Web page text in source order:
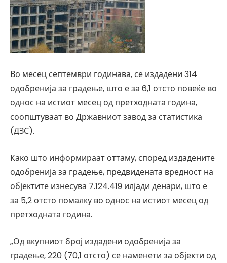
Во месец септември годинава, се издадени 314
одобренија за градење, што е за 6,1 отсто повеќе во
однос на истиот месец од претходната година,
соопштуваат во Државниот завод за статистика
(ДЗС).
Како што информираат оттаму, според издадените
одобренија за градење, предвидената вредност на
објектите изнесува 7.124.419 илјади денари, што е
за 5,2 отсто помалку во однос на истиот месец од
претходната година.
„Од вкупниот број издадени одобренија за
градење, 220 (70,1 отсто) се наменети за објекти од